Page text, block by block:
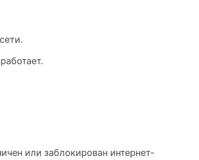
или заблокирован интернет-